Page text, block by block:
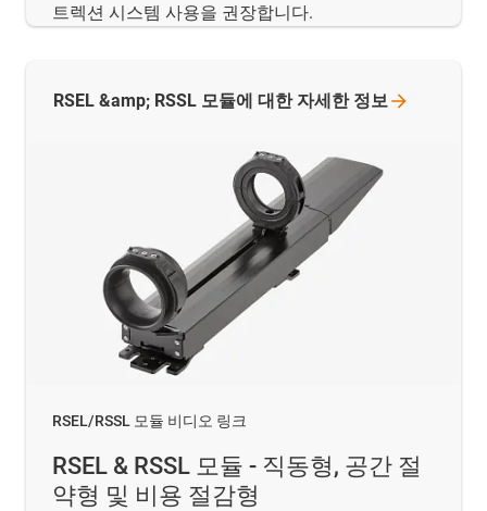
트렉션 시스템 사용을 권장합니다.
RSEL/RSSL 모듈 비디오 링크
RSEL & RSSL 모듈 - 직동형, 공간 절
약형 및 비용 절감형
RSEL &amp; RSSL 모듈에 대한 자세한 정보